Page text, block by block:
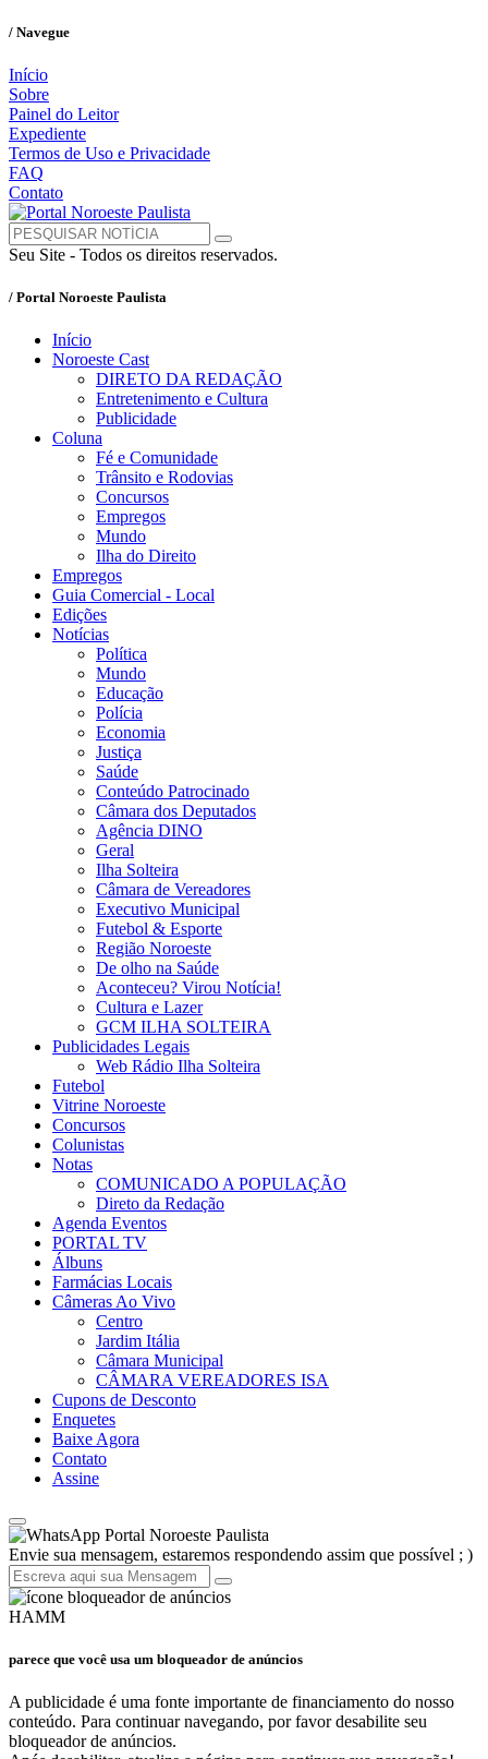
/ Navegue
Início
Sobre
Painel do Leitor
Expediente
Termos de Uso e Privacidade
FAQ
Contato
Seu Site - Todos os direitos reservados.
/ Portal Noroeste Paulista
Início
Noroeste Cast
DIRETO DA REDAÇÃO
Entretenimento e Cultura
Publicidade
Coluna
Fé e Comunidade
Trânsito e Rodovias
Concursos
Empregos
Mundo
Ilha do Direito
Empregos
Guia Comercial - Local
Edições
Notícias
Política
Mundo
Educação
Polícia
Economia
Justiça
Saúde
Conteúdo Patrocinado
Câmara dos Deputados
Agência DINO
Geral
Ilha Solteira
Câmara de Vereadores
Executivo Municipal
Futebol & Esporte
Região Noroeste
De olho na Saúde
Aconteceu? Virou Notícia!
Cultura e Lazer
GCM ILHA SOLTEIRA
Publicidades Legais
Web Rádio Ilha Solteira
Futebol
Vitrine Noroeste
Concursos
Colunistas
Notas
COMUNICADO A POPULAÇÃO
Direto da Redação
Agenda Eventos
PORTAL TV
Álbuns
Farmácias Locais
Câmeras Ao Vivo
Centro
Jardim Itália
Câmara Municipal
CÂMARA VEREADORES ISA
Cupons de Desconto
Enquetes
Baixe Agora
Contato
Assine
Portal Noroeste Paulista
Envie sua mensagem, estaremos respondendo assim que possível ; )
HAMM
parece que você usa um bloqueador de anúncios
A publicidade é uma fonte importante de financiamento do nosso
conteúdo. Para continuar navegando, por favor desabilite seu
bloqueador de anúncios.